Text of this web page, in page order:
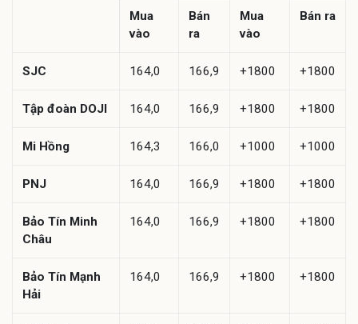
Mua
vào
Bán
ra
Mua
vào
Bán ra
SJC 164,0 166,9 +1800 +1800
Tập đoàn DOJI 164,0 166,9 +1800 +1800
Mi Hồng 164,3 166,0 +1000 +1000
PNJ 164,0 166,9 +1800 +1800
Bảo Tín Minh
Châu
164,0 166,9 +1800 +1800
Bảo Tín Mạnh
Hải
164,0 166,9 +1800 +1800